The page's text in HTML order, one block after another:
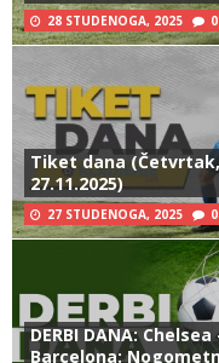
28 STUDENOGA, 2025 0
Tiket dana (Četvrtak,
27.11.2025)
27 STUDENOGA, 2025 0
DERBI DANA: Chelsea
Barcelona: